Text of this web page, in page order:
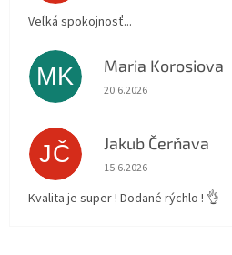
Veľká spokojnosť...
MK Maria Korosiova
Hodnotenie obchodu je
20.6.2026
JČ Jakub Čerňava
Hodnotenie obchodu je
15.6.2026
Kvalita je super ! Dodané rýchlo ! 👌